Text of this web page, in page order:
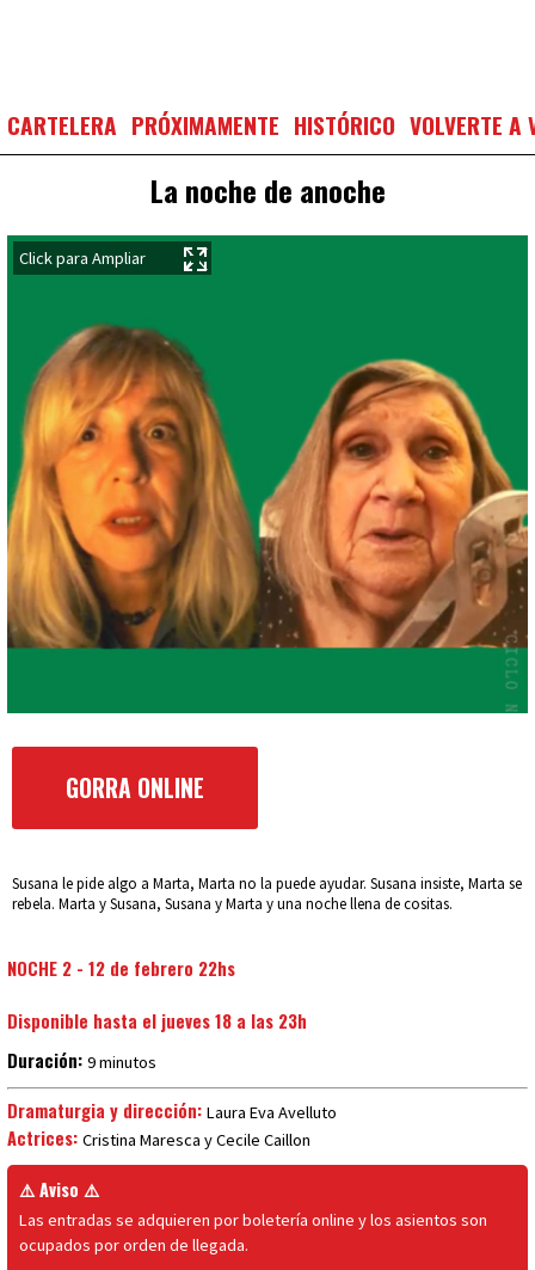
CARTELERA PRÓXIMAMENTE HISTÓRICO VOLVERTE A
La noche de anoche
GORRA ONLINE
Susana le pide algo a​ Marta, Marta no la puede ayudar. Susana insiste, Marta se
rebela. Marta y Susana, Susana y Marta y una noche llena de cositas.
NOCHE 2 - 12 de febrero 22hs
Disponible hasta el jueves 18 a las 23h
Duración: 9 minutos
Dramaturgia y dirección: Laura Eva Avelluto
Actrices:​ Cristina​ Maresca​ y Cecile Caillon​ ​
⚠️ Aviso ⚠️
Las entradas se adquieren por boletería online y los asientos son
ocupados por orden de llegada.